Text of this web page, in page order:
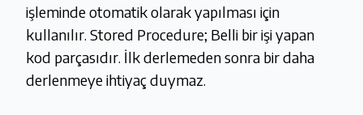
işleminde otomatik olarak yapılması için
kullanılır. Stored Procedure; Belli bir işi yapan
kod parçasıdır. İlk derlemeden sonra bir daha
derlenmeye ihtiyaç duymaz.